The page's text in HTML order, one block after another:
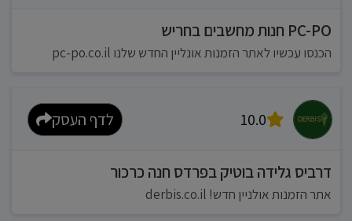
PC-PO חנות מחשבים בחריש
הכנסו עכשיו לאתר הזמנות אונליין החדש שלנו pc-po.co.il
10.0 לדף העסק
דרביס גלידה בוטיק בפרדס חנה כרכור
אתר הזמנות אולניין חדש! derbis.co.il